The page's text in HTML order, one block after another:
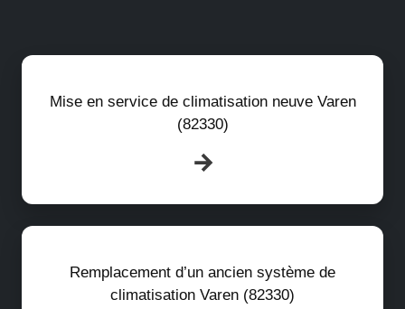
Mise en service de climatisation neuve Varen
(82330)
Remplacement d’un ancien système de
climatisation Varen (82330)